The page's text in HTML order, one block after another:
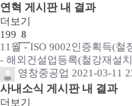
연혁 게시판 내 결과
더보기
199 8
11월 - ISO 9002인증획득(철
- 해외건설업등록(철강재설
영창중공업 2021-03-11
사내소식 게시판 내 결과
더보기